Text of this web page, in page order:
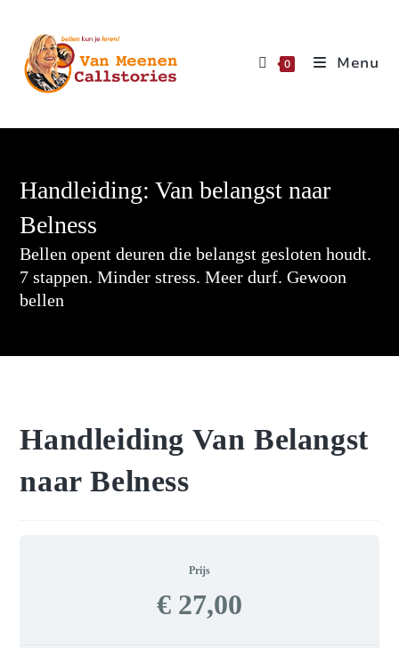
0 Menu
Handleiding: Van belangst naar
Belness
Bellen opent deuren die belangst gesloten houdt.
7 stappen. Minder stress. Meer durf. Gewoon
bellen
Handleiding Van Belangst
naar Belness
Prijs
€ 27,00